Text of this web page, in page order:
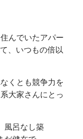
んでいたアパー
、いつもの倍以
くとも競争力を
大家さんにとっ
風呂なし築